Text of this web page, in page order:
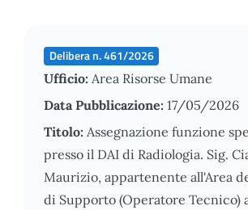
Delibera n. 461/2026
Ufficio: Area Risorse Umane
Data Pubblicazione: 17/05/2026
Titolo: Assegnazione funzione
presso il DAI di Radiologia. Sig.
Maurizio, appartenente all'Area
di Supporto (Operatore Tecnico)